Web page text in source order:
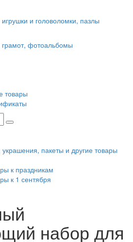
и головоломки, пазлы
фотоальбомы
товары
пакеты и другие товары
к праздникам
к 1 сентября
набор для